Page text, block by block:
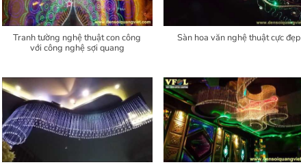
Tranh tường nghệ thuật con công
với công nghệ sợi quang
Sàn hoa văn nghệ thuật cực đẹp